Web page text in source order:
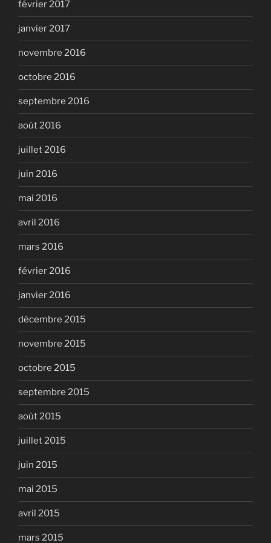
février 2017
janvier 2017
novembre 2016
octobre 2016
septembre 2016
août 2016
juillet 2016
juin 2016
mai 2016
avril 2016
mars 2016
février 2016
janvier 2016
décembre 2015
novembre 2015
octobre 2015
septembre 2015
août 2015
juillet 2015
juin 2015
mai 2015
avril 2015
mars 2015